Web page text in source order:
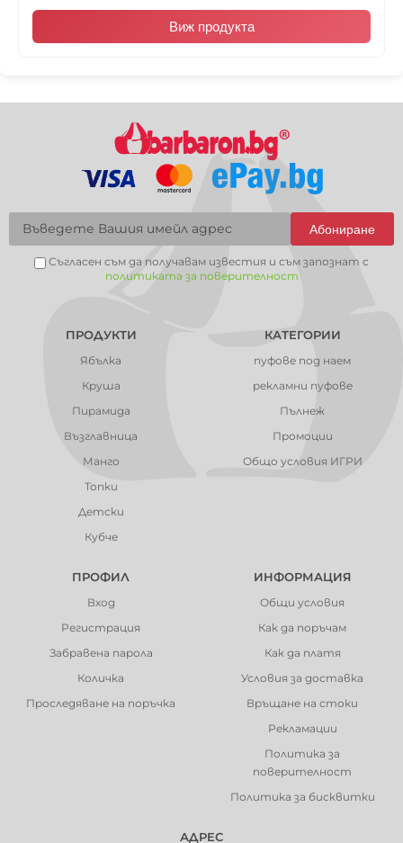
Виж продукта
Абониране
Съгласен съм да получавам известия и съм запознат с
политиката за поверителност
ПРОДУКТИ
Ябълка
Круша
Пирамида
Възглавница
Манго
Топки
Детски
Кубче
КАТЕГОРИИ
пуфове под наем
рекламни пуфове
Пълнеж
Промоции
Общо условия ИГРИ
ПРОФИЛ
Вход
Регистрация
Забравена парола
Количка
Проследяване на поръчка
ИНФОРМАЦИЯ
Общи условия
Как да поръчам
Как да платя
Условия за доставка
Връщане на стоки
Рекламации
Политика за
поверителност
Политика за бисквитки
АДРЕС